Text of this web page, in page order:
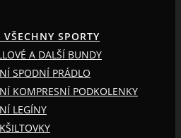
SPORTY
A DALŠÍ BUNDY
SPODNÍ PRÁDLO
KOMPRESNÍ PODKOLENKY
LEGÍNY